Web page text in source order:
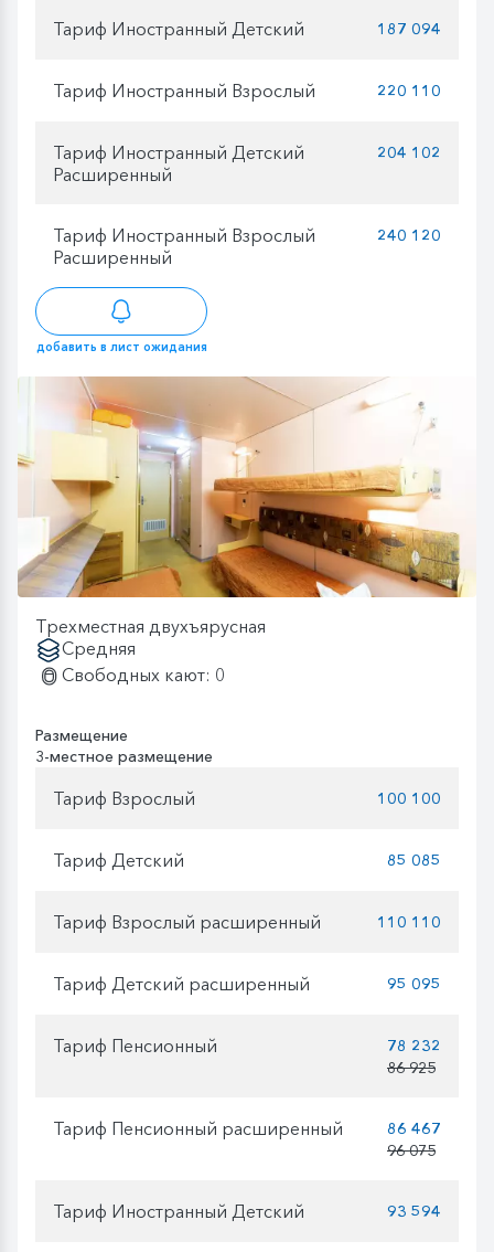
Тариф Иностранный Детский 187 094
Тариф Иностранный Взрослый 220 110
Тариф Иностранный Детский
Расширенный
204 102
Тариф Иностранный Взрослый
Расширенный
240 120
добавить в лист ожидания
Трехместная двухъярусная
Средняя
Свободных кают: 0
Размещение
3-местное размещение
Тариф Взрослый 100 100
Тариф Детский 85 085
Тариф Взрослый расширенный 110 110
Тариф Детский расширенный 95 095
Тариф Пенсионный
78 232
86 925
Тариф Пенсионный расширенный
86 467
96 075
Тариф Иностранный Детский 93 594